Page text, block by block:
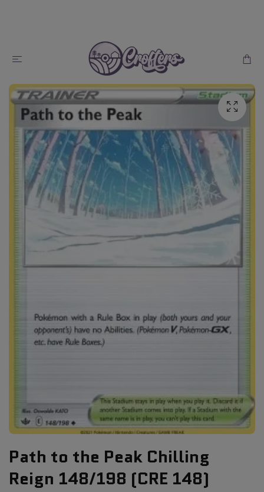
Path to the Peak Chilling
Reign 148/198 (CRE 148)